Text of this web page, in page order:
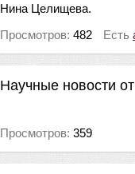
Нина Целищева.
Просмотров: 482 Есть
Научные новости
Просмотров: 359